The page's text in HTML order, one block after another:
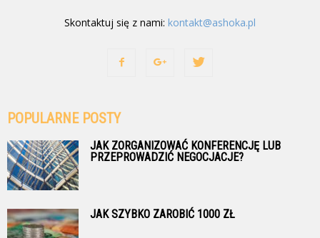
Skontaktuj się z nami: kontakt@ashoka.pl
POPULARNE POSTY
JAK ZORGANIZOWAĆ KONFERENCJĘ LUB
PRZEPROWADZIĆ NEGOCJACJE?
JAK SZYBKO ZAROBIĆ 1000 ZŁ